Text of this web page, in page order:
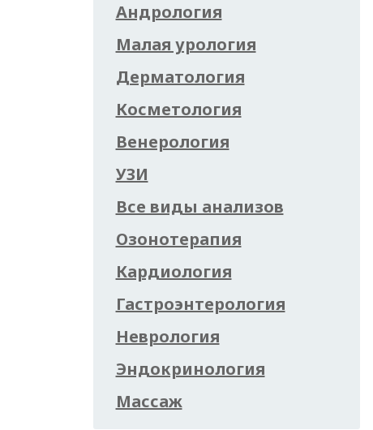
Андрология
Малая урология
Дерматология
Косметология
Венерология
УЗИ
Все виды анализов
Озонотерапия
Кардиология
Гастроэнтерология
Неврология
Эндокринология
Массаж